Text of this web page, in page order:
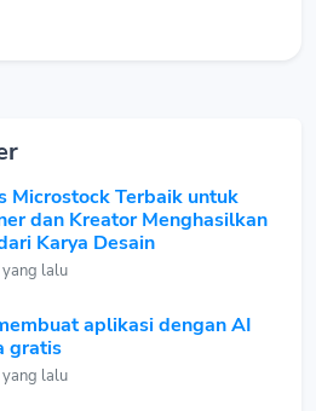
Microstock Terbaik untuk
dan Kreator Menghasilkan
Karya Desain
lalu
aplikasi dengan AI
gratis
lalu